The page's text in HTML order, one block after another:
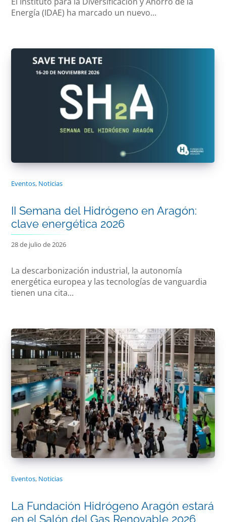
Energía (IDAE) ha marcado un nuevo...
Eventos, Noticias
II Semana del Hidrógeno en Aragón:
clave energética 2026
28 de julio de 2026
La descarbonización industrial, la autonomía
energética europea y las tecnologías de vanguardia
tienen una cita...
Eventos, Noticias
La Fundación Hidrógeno Aragón estará
en el Salón del Gas Renovable 2026